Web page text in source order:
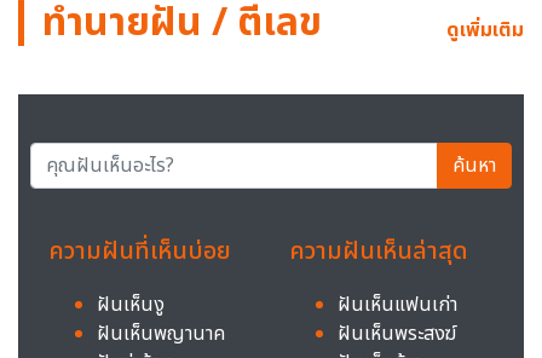
ทำนายฝัน / ตีเลข ดูเพิ่มเติม
ค้นหา
ความฝันที่เห็นบ่อย
ฝันเห็นงู
ฝันเห็นพญานาค
ความฝันเห็นล่าสุด
ฝันเห็นแฟนเก่า
ฝันเห็นพระสงฆ์